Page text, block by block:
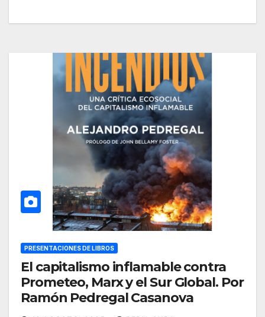
PRESENTACIONES DE LIBROS
El capitalismo inflamable contra
Prometeo, Marx y el Sur Global. Por
Ramón Pedregal Casanova